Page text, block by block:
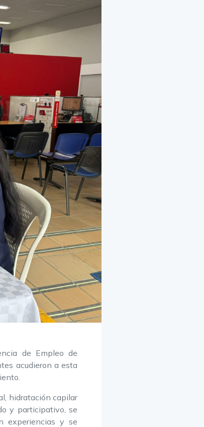
de Empleo de
acudieron a esta
hidratación capilar
y participativo, se
experiencias y se